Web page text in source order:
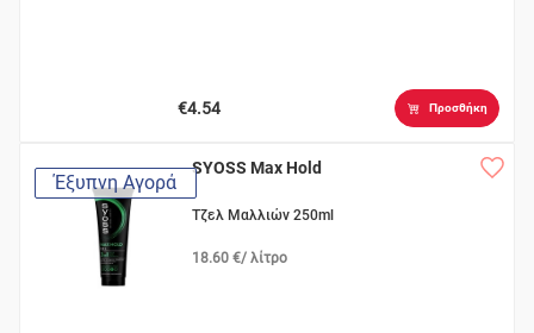
€4.54 Προσθήκη
Έξυπνη Αγορά
SYOSS Max Hold
Τζελ Μαλλιών 250ml
18.60 €/ λίτρο